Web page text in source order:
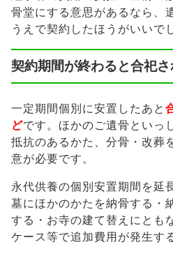
骨堂にする意思があるなら、
うえで契約したほうがいいで
契約期間が終わると合祀さ
一定期間個別に安置したあと
どです。ほかのご遺骨といっ
抵抗のあるかた、分骨・改葬
意が必要です。
永代供養の個別安置期間を延
墓にほかのかたを納骨する・
する・お寺の建て替えにとも
ケース等で追加費用が発生す